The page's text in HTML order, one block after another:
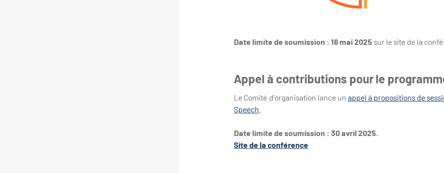
Date limite de soumission : 16 mai 2025 sur le site de la
Appel à contributions pour le
Le Comité d'organisation lance un appel à propositions de
Speech
Date limite de soumission : 30 avril 2025.
Site de la conférence